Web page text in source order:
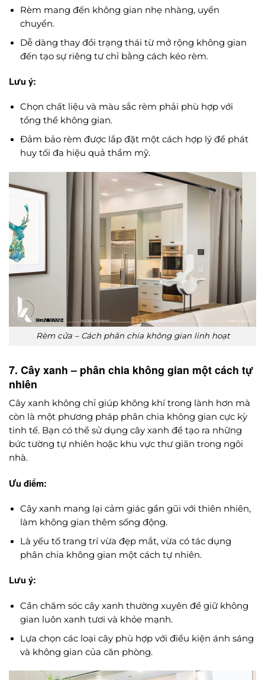
Rèm mang đến không gian nhẹ nhàng, uyển
chuyển.
Dễ dàng thay đổi trạng thái từ mở rộng không gian
đến tạo sự riêng tư chỉ bằng cách kéo rèm.
Lưu ý:
Chọn chất liệu và màu sắc rèm phải phù hợp với
tổng thể không gian.
Đảm bảo rèm được lắp đặt một cách hợp lý để phát
huy tối đa hiệu quả thẩm mỹ.
Rèm cửa – Cách phân chia không gian linh hoạt
7. Cây xanh – phân chia không gian một cách tự
nhiên
Cây xanh không chỉ giúp không khí trong lành hơn mà
còn là một phương pháp phân chia không gian cực kỳ
tinh tế. Bạn có thể sử dụng cây xanh để tạo ra những
bức tường tự nhiên hoặc khu vực thư giãn trong ngôi
nhà.
Ưu điểm:
Cây xanh mang lại cảm giác gần gũi với thiên nhiên,
làm không gian thêm sống động.
Là yếu tố trang trí vừa đẹp mắt, vừa có tác dụng
phân chia không gian một cách tự nhiên.
Lưu ý:
Cần chăm sóc cây xanh thường xuyên để giữ không
gian luôn xanh tươi và khỏe mạnh.
Lựa chọn các loại cây phù hợp với điều kiện ánh sáng
và không gian của căn phòng.